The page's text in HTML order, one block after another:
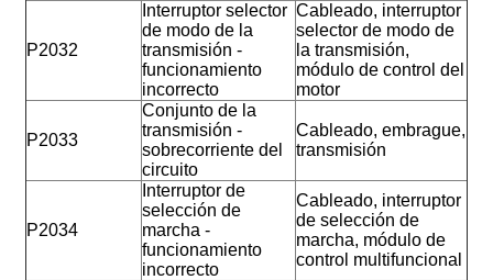
P2032
Interruptor selector
de modo de la
transmisión -
funcionamiento
incorrecto
Cableado, interruptor
selector de modo de
la transmisión,
módulo de control del
motor
P2033
Conjunto de la
transmisión -
sobrecorriente del
circuito
Cableado, embrague,
transmisión
P2034
Interruptor de
selección de
marcha -
funcionamiento
incorrecto
Cableado, interruptor
de selección de
marcha, módulo de
control multifuncional